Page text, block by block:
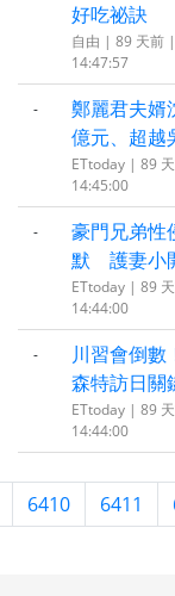
好吃祕訣
自由 | 89 天前
14:47:57
-
鄭麗君夫
億元、超越
ETtoday | 89
14:45:00
-
豪門兄弟性
默 護妻小
ETtoday | 89
14:44:00
-
川習會倒
森特訪日關
ETtoday | 89
14:44:00
6410 6411